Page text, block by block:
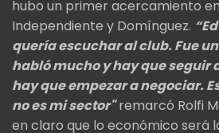
hubo un primer acercamiento
Independiente y Domínguez.
quería escuchar al club. Fue
habló mucho y hay que seguir
hay que empezar a negociar.
no es mi sector"remarcó Rolfi
en claro que lo económico será